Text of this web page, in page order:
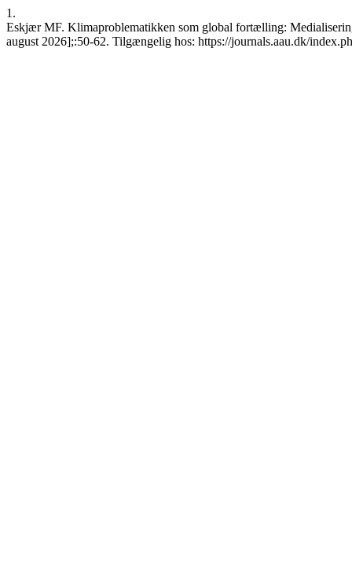
1.
Eskjær MF. Klimaproblematikken som global fortælling:
august 2026];:50-62. Tilgængelig hos: https://journals.aau.dk/